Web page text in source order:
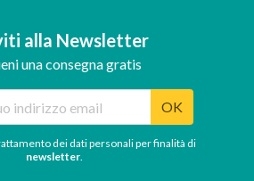
alla Newsletter
una consegna gratis
OK
dei dati personali per finalità di
newsletter.